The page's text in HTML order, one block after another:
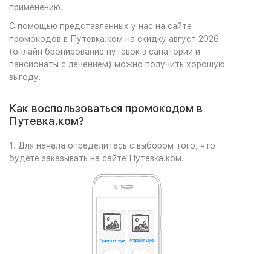
применению.
С помощью представленных у нас на сайте
промокодов в Путевка.ком на скидку август 2026
(онлайн бронирование путевок в санатории и
пансионаты с лечением) можно получить хорошую
выгоду.
Как воспользоваться промокодом в
Путевка.ком?
1. Для начала определитесь с выбором того, что
будете заказывать на сайте Путевка.ком.